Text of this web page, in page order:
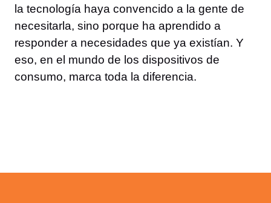
la tecnología haya convencido a la gente de
necesitarla, sino porque ha aprendido a
responder a necesidades que ya existían. Y
eso, en el mundo de los dispositivos de
consumo, marca toda la diferencia.